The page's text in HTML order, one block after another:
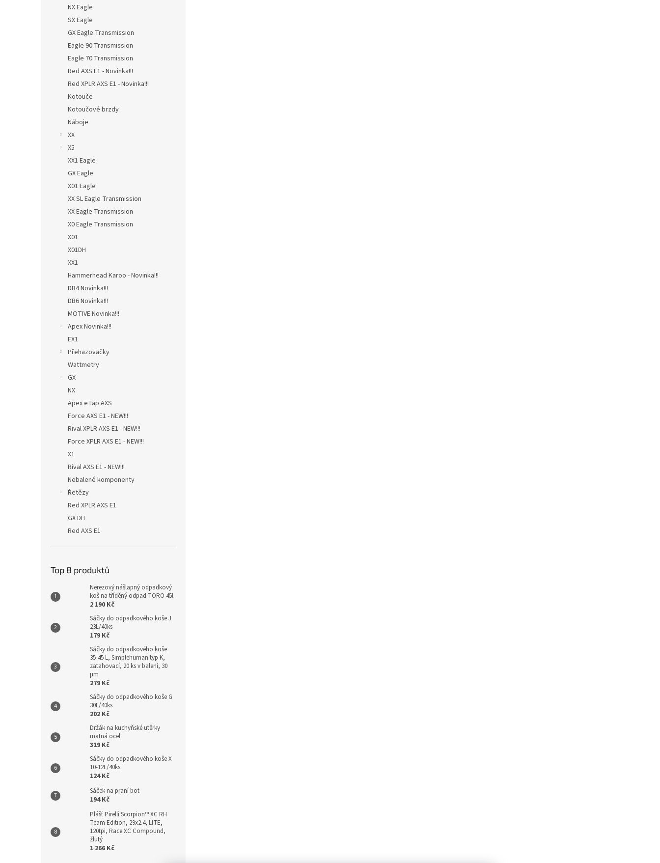
NX Eagle
SX Eagle
GX Eagle Transmission
Eagle 90 Transmission
Eagle 70 Transmission
Red AXS E1 - Novinka!!!
Red XPLR AXS E1 - Novinka!!!
Kotouče
Kotoučové brzdy
Náboje
XX
X5
XX1 Eagle
GX Eagle
X01 Eagle
XX SL Eagle Transmission
XX Eagle Transmission
X0 Eagle Transmission
X01
X01DH
XX1
Hammerhead Karoo - Novinka!!!
DB4 Novinka!!!
DB6 Novinka!!!
MOTIVE Novinka!!!
Apex Novinka!!!
EX1
Přehazovačky
Wattmetry
GX
NX
Apex eTap AXS
Force AXS E1 - NEW!!!
Rival XPLR AXS E1 - NEW!!!
Force XPLR AXS E1 - NEW!!!
X1
Rival AXS E1 - NEW!!!
Nebalené komponenty
Řetězy
Red XPLR AXS E1
GX DH
Red AXS E1
Top 8 produktů
Nerezový nášlapný odpadkový
koš na tříděný odpad TORO 45l
2 190 Kč
Sáčky do odpadkového koše J
23L/40ks
179 Kč
Sáčky do odpadkového koše
35-45 L, Simplehuman typ K,
zatahovací, 20 ks v balení, 30
µm
279 Kč
Sáčky do odpadkového koše G
30L/40ks
202 Kč
Držák na kuchyňské utěrky
matná ocel
319 Kč
Sáčky do odpadkového koše X
10-12L/40ks
124 Kč
Sáček na praní bot
194 Kč
Plášť Pirelli Scorpion™ XC RH
Team Edition, 29x2.4, LITE,
120tpi, Race XC Compound,
žlutý
1 266 Kč